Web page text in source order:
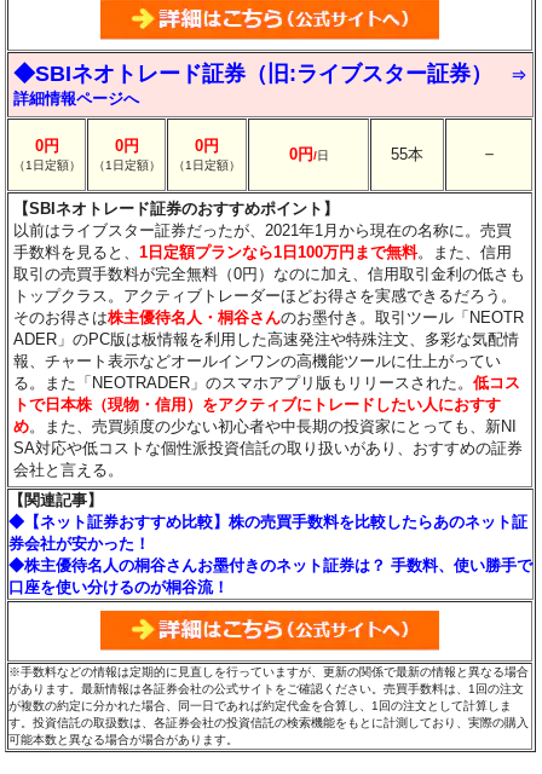
◆SBIネオトレード証券（旧:ライブスター証券）
⇒
詳細情報ページへ
0円
（1日定額）
0円
（1日定額）
0円
（1日定額）
0円/日 55本 －
【SBIネオトレード証券のおすすめポイント】
以前はライブスター証券だったが、2021年1月から現在の名称に。売買
手数料を見ると、1日定額プランなら1日100万円まで無料。また、信用
取引の売買手数料が完全無料（0円）なのに加え、信用取引金利の低さも
トップクラス。アクティブトレーダーほどお得さを実感できるだろう。
そのお得さは株主優待名人・桐谷さんのお墨付き。取引ツール「NEOTR
ADER」のPC版は板情報を利用した高速発注や特殊注文、多彩な気配情
報、チャート表示などオールインワンの高機能ツールに仕上がってい
る。また「NEOTRADER」のスマホアプリ版もリリースされた。低コス
トで日本株（現物・信用）をアクティブにトレードしたい人におすす
め。また、売買頻度の少ない初心者や中長期の投資家にとっても、新NI
SA対応や低コストな個性派投資信託の取り扱いがあり、おすすめの証券
会社と言える。
【関連記事】
◆【ネット証券おすすめ比較】株の売買手数料を比較したらあのネット証
券会社が安かった！
◆株主優待名人の桐谷さんお墨付きのネット証券は？ 手数料、使い勝手で
口座を使い分けるのが桐谷流！
※手数料などの情報は定期的に見直しを行っていますが、更新の関係で最新の情報と異なる場合
があります。最新情報は各証券会社の公式サイトをご確認ください。売買手数料は、1回の注文
が複数の約定に分かれた場合、同一日であれば約定代金を合算し、1回の注文として計算しま
す。投資信託の取扱数は、各証券会社の投資信託の検索機能をもとに計測しており、実際の購入
可能本数と異なる場合が場合があります。